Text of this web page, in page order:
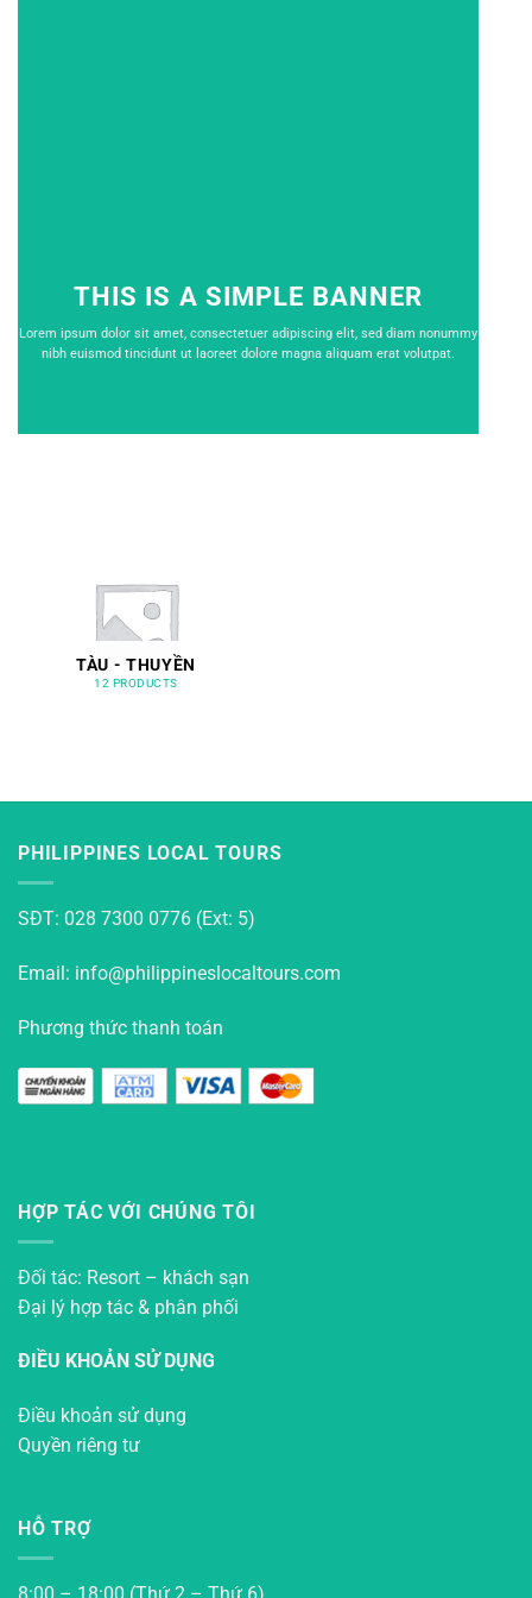
THIS IS A SIMPLE BANNER
Lorem ipsum dolor sit amet, consectetuer adipiscing elit, sed diam nonummy
nibh euismod tincidunt ut laoreet dolore magna aliquam erat volutpat.
TÀU - THUYỀN
12 PRODUCTS
PHILIPPINES LOCAL TOURS
SĐT: 028 7300 0776 (Ext: 5)
Email: info@philippineslocaltours.com
Phương thức thanh toán
HỢP TÁC VỚI CHÚNG TÔI
Đối tác: Resort – khách sạn
Đại lý hợp tác & phân phối
ĐIỀU KHOẢN SỬ DỤNG
Điều khoản sử dụng
Quyền riêng tư
HỖ TRỢ
8:00 – 18:00 (Thứ 2 – Thứ 6)